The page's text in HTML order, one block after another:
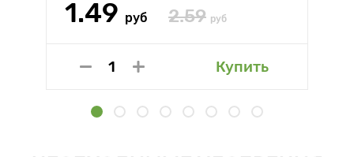
1.49 руб 2.59 руб
Купить